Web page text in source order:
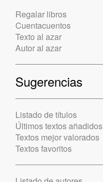
Regalar libros
Cuentacuentos
Texto al azar
Autor al azar
Sugerencias
Listado de títulos
Últimos textos añadidos
Textos mejor valorados
Textos favoritos